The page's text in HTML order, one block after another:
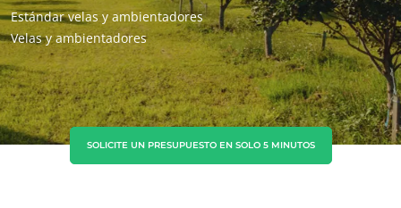
África
Sudáfrica (inglés)
Túnez (francés)
Asia
China (chino)
Estándar velas y ambientadores
Velas y ambientadores
SOLICITE UN PRESUPUESTO EN SOLO 5 MINUTOS